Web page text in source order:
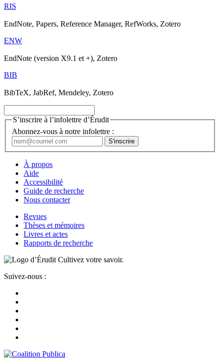
RIS
EndNote, Papers, Reference Manager, RefWorks, Zotero
ENW
EndNote (version X9.1 et +), Zotero
BIB
BibTeX, JabRef, Mendeley, Zotero
S’inscrire à l’infolettre d’Érudit
Abonnez-vous à notre infolettre :
À propos
Aide
Accessibilité
Guide de recherche
Nous contacter
Revues
Thèses et mémoires
Livres et actes
Rapports de recherche
Cultivez votre savoir.
Suivez-nous :